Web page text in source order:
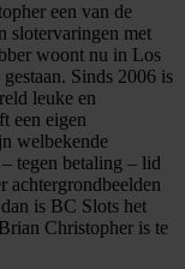
een van de
slotervaringen met
woont nu in Los
Sinds 2006 is
leuke en
een eigen
welbekende
tegen betaling – lid
achtergrondbeelden
is BC Slots het
Christopher is te